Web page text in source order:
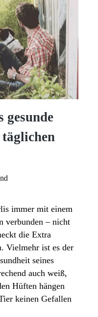
gesunde
immer mit einem
verbunden – nicht
die Extra
Vielmehr ist es der
seines
auch weiß,
Hüften hängen
keinen Gefallen